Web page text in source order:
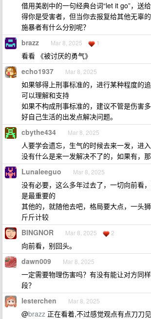
借用美剧中的一句经典台词“let it go”，送
得你是受害者，但当你去报复给其他无辜
施暴者有什么分别呢？
brazz Mar 8, 2025 1
看看 《被讨厌的勇气》
echo1937 Mar 8, 2025
如果够得上刑事标准的，进行某种程度的
可以理解和支持
如果不构成刑事标准的，建议不管是伤害
好自己生活的出发点解决问题。
cbythe434 Mar 8, 2025
人要学会遗忘，生气的时候去来一发，进
没有什么是来一发解决不了的，如果有，
Lunaleeguo Mar 8, 2025
没有必要，这么多年过去了，一切向前看
是最重要的
其他的，就随他去吧，格局要大点，一头
斤斤计较
BINGNOR Mar 8, 2025 2
向前看，别回头。
dawn009 Mar 8, 2025
一定需要物理伤害吗？有没有能让对方同
段？
lesterchen Mar 8, 2025
@brazz 正在看着,不过感觉观点有点刀刀